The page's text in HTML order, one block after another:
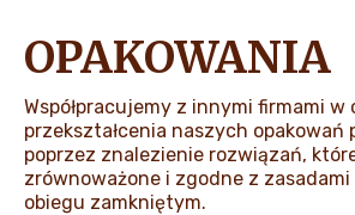
LUDZIE I PLANETA
NASZE MARKI I
OPAKOWANIA
Współpracujemy z innymi firmami w
przekształcenia naszych opakowań
poprzez znalezienie rozwiązań,
zrównoważone i zgodne z zasadami
obiegu zamkniętym.